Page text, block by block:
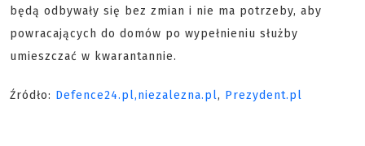
będą odbywały się bez zmian i nie ma potrzeby, aby
powracających do domów po wypełnieniu służby
umieszczać w kwarantannie.
Źródło: Defence24.pl,niezalezna.pl, Prezydent.pl